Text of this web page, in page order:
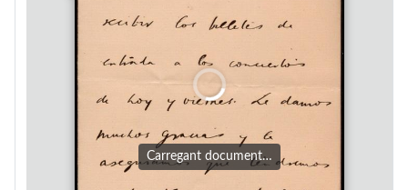
Carregant document…